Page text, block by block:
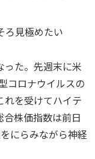
ろ見極めたい
った。先週末に米
コロナウイルスの
れを受けてハイテ
株価指数は前日
にらみながら神経